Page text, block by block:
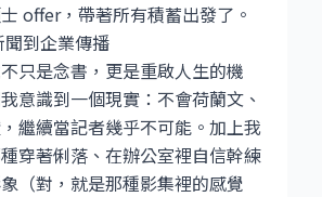
offer，帶著所有積蓄出發了。
聞到企業傳播
只是念書，更是重啟人生的機
意識到一個現實：不會荷蘭文、
繼續當記者幾乎不可能。加上我
穿著俐落、在辦公室裡自信幹練
（對，就是那種影集裡的感覺